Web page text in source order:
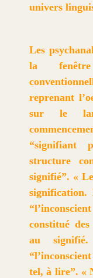
univers
Les
la
reprenant
sur le
“signifiant
structure
signifié”. «
constitué
au
tel, à lire”. «